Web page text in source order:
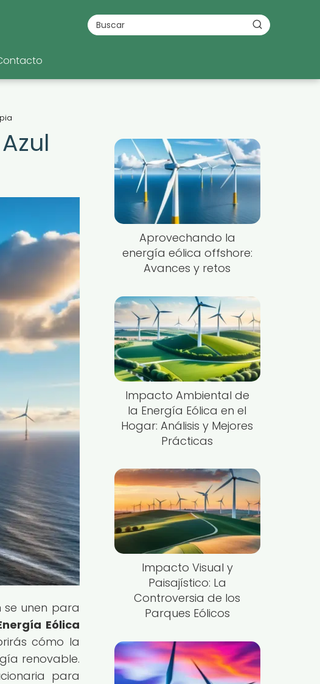
se unen para
Eólica
cómo la
renovable.
para
Aprovechando la
energía eólica offshore:
Avances y retos
Impacto Ambiental de
la Energía Eólica en el
Hogar: Análisis y Mejores
Prácticas
Impacto Visual y
Paisajístico: La
Controversia de los
Parques Eólicos